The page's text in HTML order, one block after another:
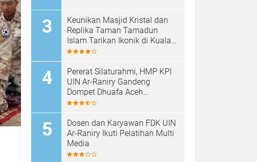
Keunikan Masjid Kristal dan
Replika Taman Tamadun
Islam Tarikan Ikonik di Kuala
Terengganu, Malaysia
Pererat Silaturahmi, HMP KPI
UIN Ar-Raniry Gandeng
Dompet Dhuafa Aceh
Sukseskan Communication
Dosen dan Karyawan FDK UIN
Ar-Raniry Ikuti Pelatihan Multi
Media